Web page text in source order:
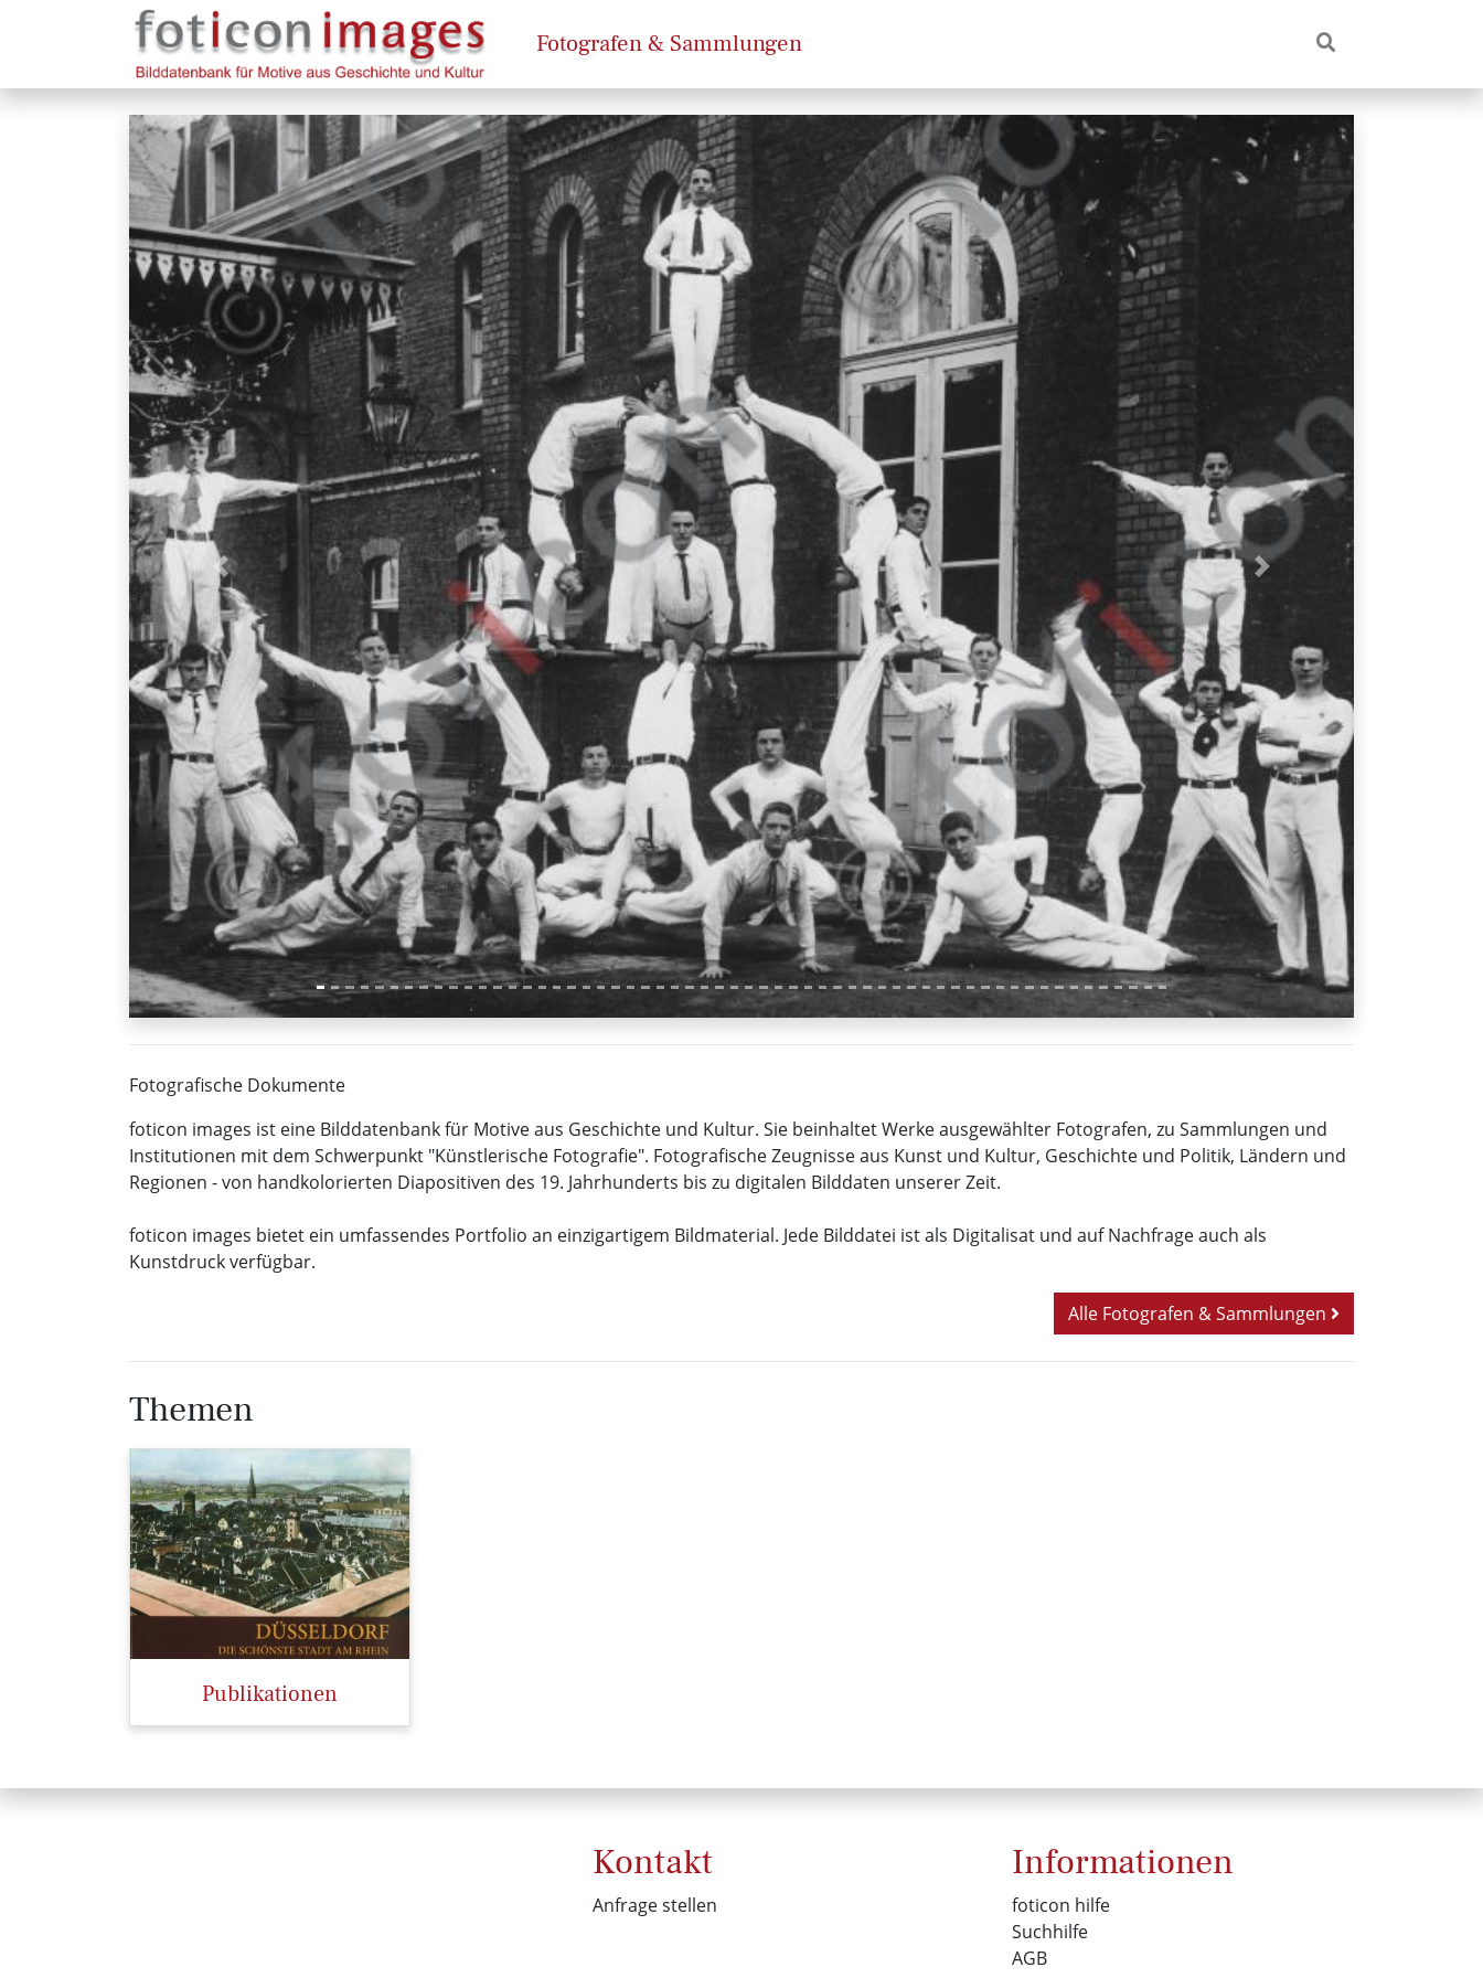
Fotografen & Sammlungen
Vorheriges Bild Nächstes Bild
Fotografische Dokumente
foticon images ist eine Bilddatenbank für Motive aus Geschichte und Kultur. Sie beinhaltet Werke ausgewählter Fotografen, zu Sammlungen und
Institutionen mit dem Schwerpunkt "Künstlerische Fotografie". Fotografische Zeugnisse aus Kunst und Kultur, Geschichte und Politik, Ländern und
Regionen - von handkolorierten Diapositiven des 19. Jahrhunderts bis zu digitalen Bilddaten unserer Zeit.
foticon images bietet ein umfassendes Portfolio an einzigartigem Bildmaterial. Jede Bilddatei ist als Digitalisat und auf Nachfrage auch als
Kunstdruck verfügbar.
Alle Fotografen & Sammlungen
Themen
Publikationen
Kontakt
Anfrage stellen
Informationen
foticon hilfe
Suchhilfe
AGB